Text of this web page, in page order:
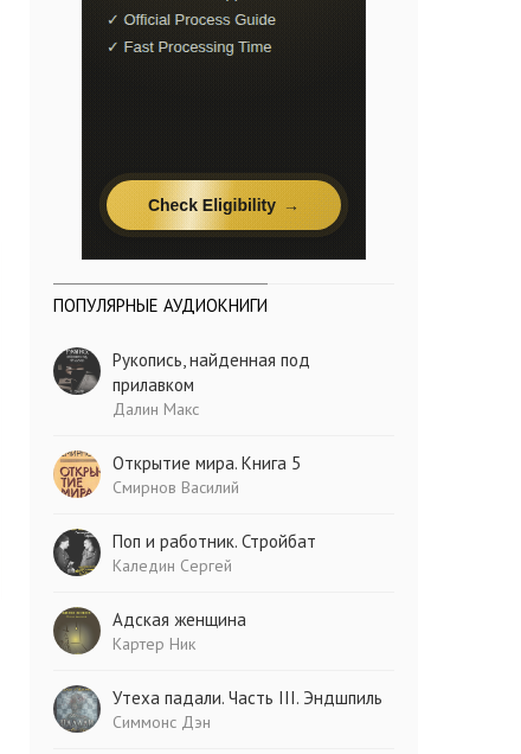
ПОПУЛЯРНЫЕ АУДИОКНИГИ
Рукопись, найденная под
прилавком
Далин Макс
Открытие мира. Книга 5
Смирнов Василий
Поп и работник. Стройбат
Каледин Сергей
Адская женщина
Картер Ник
Утеха падали. Часть III. Эндшпиль
Симмонс Дэн